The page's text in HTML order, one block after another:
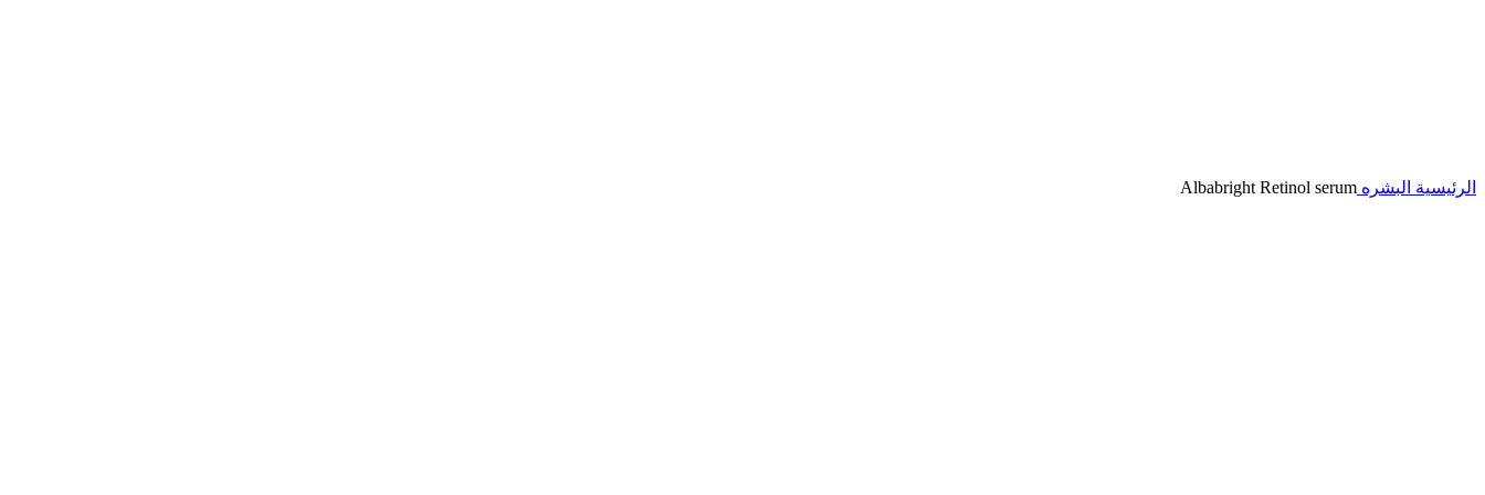
الرئيسية البشره Albabright Retinol serum